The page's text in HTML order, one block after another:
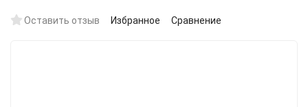
Оставить отзыв Избранное Сравнение